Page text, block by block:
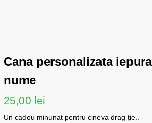
Cana personalizata
nume
25,00 lei
Un cadou minunat pentru cineva drag ție